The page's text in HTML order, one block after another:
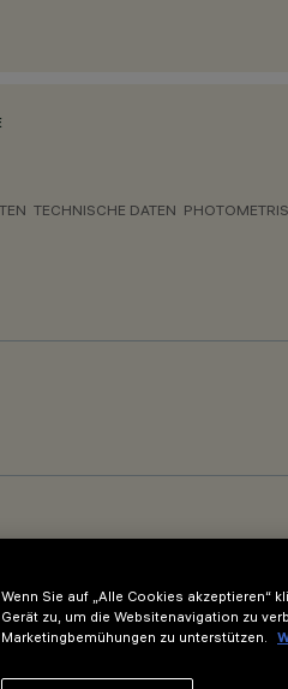
TECHNISCHE DATEN
Wenn Sie auf „Alle Cookies akzeptieren“
Gerät zu, um die Websitenavigation zu
Marketingbemühungen zu unterstützen.